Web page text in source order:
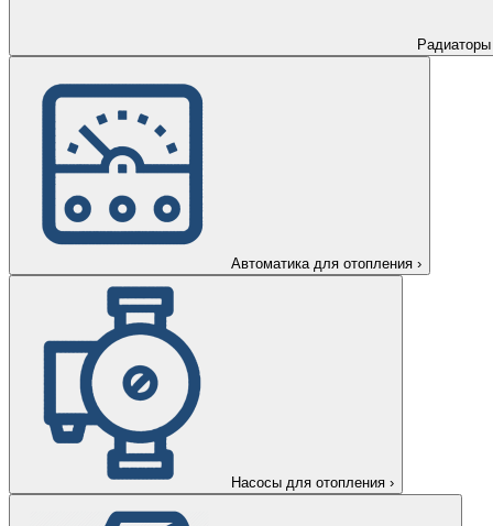
Радиаторы
Автоматика для отопления ›
Насосы для отопления ›